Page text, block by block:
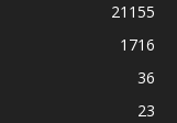
21155
1716
36
23